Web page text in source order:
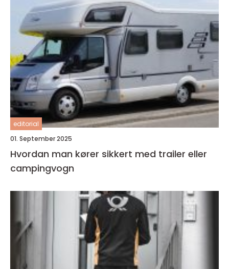
editorial
01. September 2025
Hvordan man kører sikkert med trailer eller
campingvogn